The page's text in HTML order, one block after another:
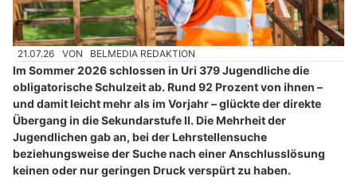
21.07.26 VON BELMEDIA REDAKTION
Im Sommer 2026 schlossen in Uri 379 Jugendliche die
obligatorische Schulzeit ab. Rund 92 Prozent von ihnen –
und damit leicht mehr als im Vorjahr – glückte der direkte
Übergang in die Sekundarstufe II. Die Mehrheit der
Jugendlichen gab an, bei der Lehrstellensuche
beziehungsweise der Suche nach einer Anschlusslösung
keinen oder nur geringen Druck verspürt zu haben.